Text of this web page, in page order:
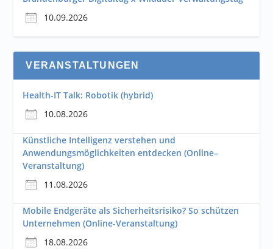
10.09.2026
VERANSTALTUNGEN
Health-IT Talk: Robotik (hybrid)
10.08.2026
Künstliche Intelligenz verstehen und
Anwendungsmöglichkeiten entdecken (Online–
Veranstaltung)
11.08.2026
Mobile Endgeräte als Sicherheitsrisiko? So schützen
Unternehmen (Online-Veranstaltung)
18.08.2026